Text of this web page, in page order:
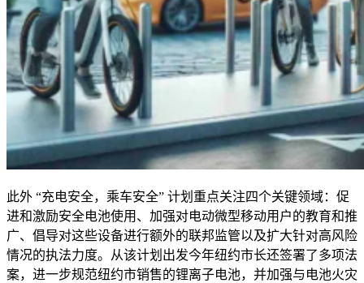
此外 “充电安全，乘车安全” 计划重点关注四个关键领域：促
进和激励安全电池使用、加强对电动微型移动用户的教育和推
广、倡导对这些设备进行额外的联邦监管以及扩大针对高风险
情况的执法力度。从该计划出发今年纽约市长还签署了多项法
案，进一步规范纽约市销售的锂离子电池，并加强与电池火灾